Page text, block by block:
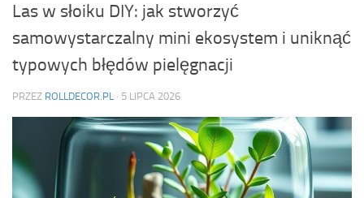
Las w słoiku DIY: jak stworzyć
samowystarczalny mini ekosystem i uniknąć
typowych błędów pielęgnacji
PRZEZ ROLLDECOR.PL · 5 LIPCA 2026